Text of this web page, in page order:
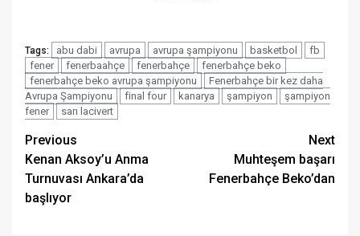
Tags: abu dabi avrupa avrupa şampiyonu basketbol
fb
fener
fenerbaahçe fenerbahçe
fenerbahçe beko
fenerbahçe beko avrupa şampiyonu
Fenerbahçe bir kez daha
Avrupa Şampiyonu
final four kanarya şampiyon
şampiyon
fener
sarı lacivert
Post
navigation
Previous
Kenan Aksoy’u Anma
Turnuvası Ankara’da
başlıyor
Next
Muhteşem başarı
Fenerbahçe Beko’dan